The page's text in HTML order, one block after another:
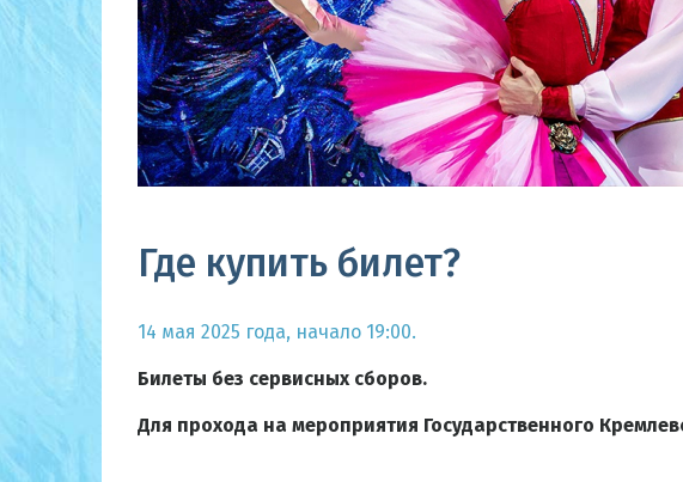
Где купить билет?
14 мая 2025 года, начало 19:00.
Билеты без сервисных сборов.
Для прохода на мероприятия Государственного